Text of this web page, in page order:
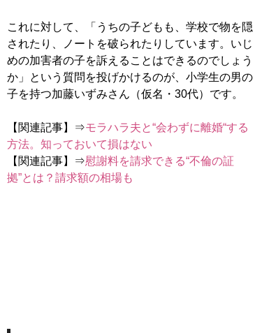
これに対して、「うちの子どもも、学校で物を隠
されたり、ノートを破られたりしています。いじ
めの加害者の子を訴えることはできるのでしょう
か」という質問を投げかけるのが、小学生の男の
子を持つ加藤いずみさん（仮名・30代）です。
【関連記事】⇒モラハラ夫と“会わずに離婚“する
方法。知っておいて損はない
【関連記事】⇒慰謝料を請求できる“不倫の証
拠”とは？請求額の相場も